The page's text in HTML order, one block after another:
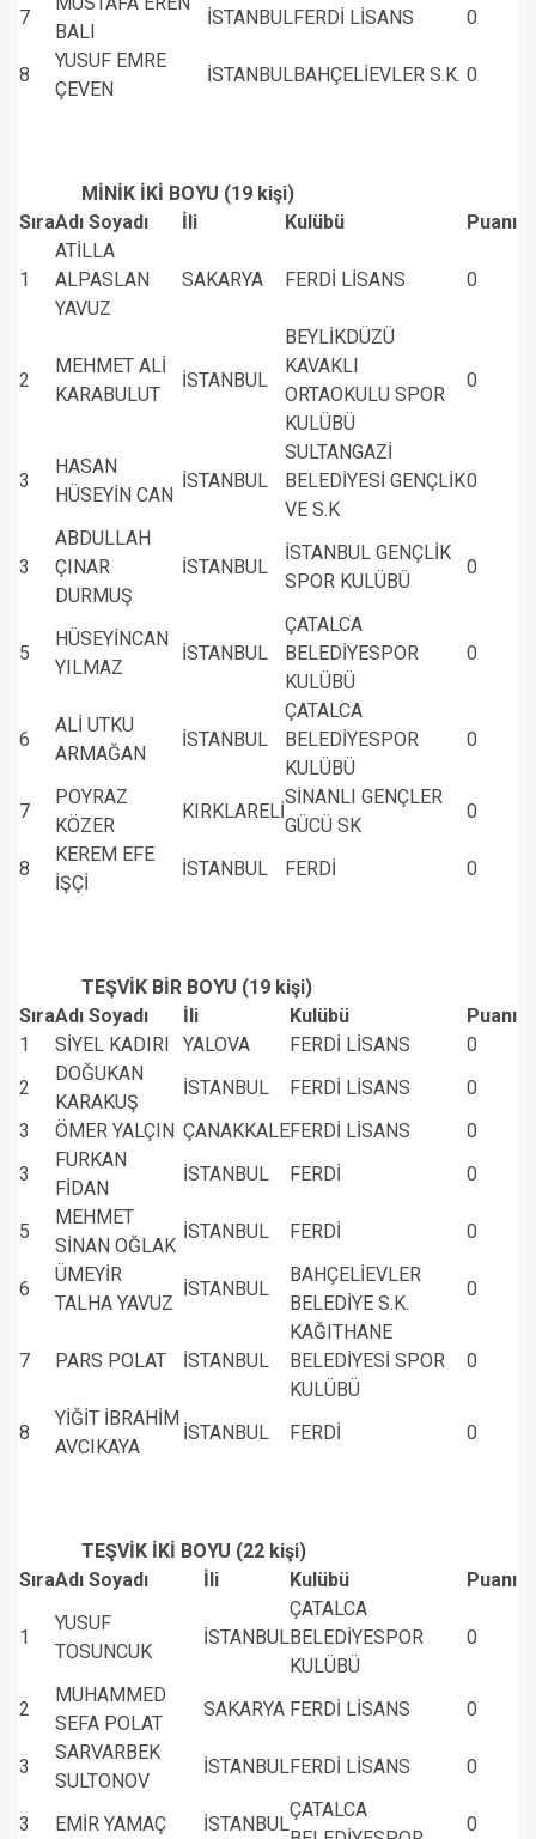
7
BALI
İSTANBULFERDİ LİSANS 0
8
YUSUF EMRE
ÇEVEN
İSTANBULBAHÇELİEVLER S.K. 0
MİNİK İKİ BOYU (19 kişi)
SıraAdı Soyadı İli Kulübü Puanı
1
ATİLLA
ALPASLAN
YAVUZ
SAKARYA FERDİ LİSANS 0
2
MEHMET ALİ
KARABULUT
İSTANBUL
BEYLİKDÜZÜ
KAVAKLI
ORTAOKULU SPOR
KULÜBÜ
0
3
HASAN
HÜSEYİN CAN
İSTANBUL
SULTANGAZİ
BELEDİYESİ GENÇLİK
VE S.K
0
3
ABDULLAH
ÇINAR
DURMUŞ
İSTANBUL
İSTANBUL GENÇLİK
SPOR KULÜBÜ
0
5
HÜSEYİNCAN
YILMAZ
İSTANBUL
ÇATALCA
BELEDİYESPOR
KULÜBÜ
0
6
ALİ UTKU
ARMAĞAN
İSTANBUL
ÇATALCA
BELEDİYESPOR
KULÜBÜ
0
7
POYRAZ
KÖZER
KIRKLARELİ
SİNANLI GENÇLER
GÜCÜ SK
0
8
KEREM EFE
İŞÇİ
İSTANBUL FERDİ 0
TEŞVİK BİR BOYU (19 kişi)
SıraAdı Soyadı İli Kulübü
Puanı
1
SİYEL KADIRI YALOVA FERDİ LİSANS
0
2
DOĞUKAN
KARAKUŞ
İSTANBUL FERDİ LİSANS
0
3
ÖMER YALÇIN ÇANAKKALEFERDİ LİSANS
0
3
FURKAN
FİDAN
İSTANBUL FERDİ 0
5
MEHMET
SİNAN OĞLAK
İSTANBUL FERDİ 0
6
ÜMEYİR
TALHA YAVUZ
İSTANBUL
BAHÇELİEVLER
BELEDİYE S.K.
0
7 PARS POLAT İSTANBUL
KAĞITHANE
BELEDİYESİ SPOR
KULÜBÜ
0
8
YİĞİT İBRAHİM
AVCIKAYA
İSTANBUL FERDİ 0
TEŞVİK İKİ BOYU (22 kişi)
SıraAdı Soyadı İli Kulübü Puanı
1
YUSUF
TOSUNCUK
İSTANBUL
ÇATALCA
BELEDİYESPOR
KULÜBÜ
0
2
MUHAMMED
SEFA POLAT
SAKARYA FERDİ LİSANS 0
3
SARVARBEK
SULTONOV
İSTANBULFERDİ LİSANS 0
3 EMİR YAMAÇ İSTANBUL
ÇATALCA
0